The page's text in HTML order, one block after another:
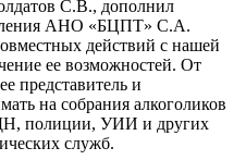
С.В., дополнил
АНО «БЦПТ» С.А.
действий с нашей
ее возможностей. От
представитель и
на собрания алкоголиков
полиции, УИИ и других
служб.